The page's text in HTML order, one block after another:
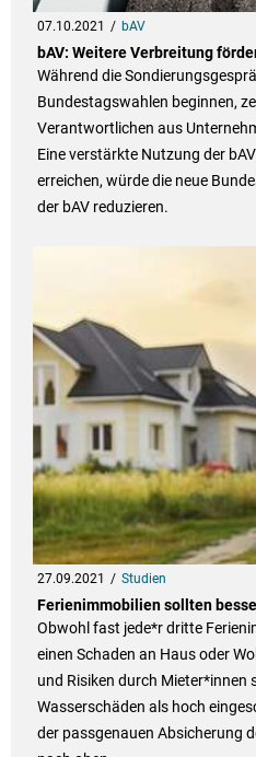
07.10.2021 bAV
bAV: Weitere Verbreitung
Während die
Bundestagswahlen beginnen,
Verantwortlichen aus
Eine verstärkte Nutzung der
erreichen, würde die neue
der bAV reduzieren.
27.09.2021 Studien
Ferienimmobilien sollten
Obwohl fast jede*r dritte
einen Schaden an Haus oder
und Risiken durch Mieter*innen
Wasserschäden als hoch
der passgenauen Absicherung